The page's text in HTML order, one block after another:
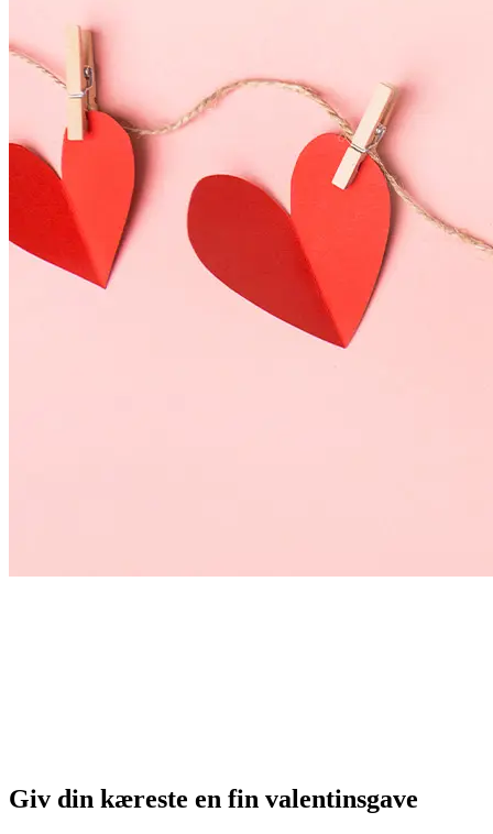
Giv din kæreste en fin valentinsgave